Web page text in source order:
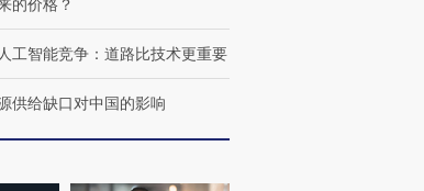
粒摇头丸 尿检体内含3种
度Z世代 用街头抗争将教
的价格？
工智能竞争：道路比技术更重要
供给缺口对中国的影响